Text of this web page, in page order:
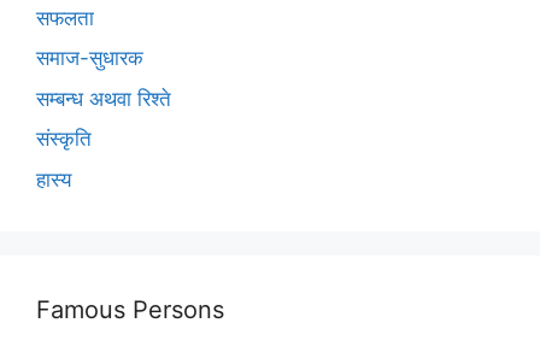
सफलता
समाज-सुधारक
सम्बन्ध अथवा रिश्ते
संस्कृति
हास्य
Famous Persons